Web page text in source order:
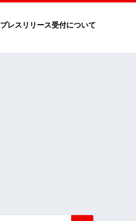
プレスリリース受付について